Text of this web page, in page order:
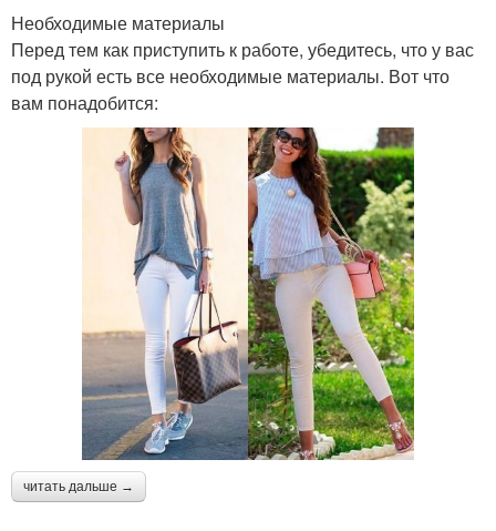
Необходимые материалы
Перед тем как приступить к работе, убедитесь, что у вас
под рукой есть все необходимые материалы. Вот что
вам понадобится:
читать дальше →